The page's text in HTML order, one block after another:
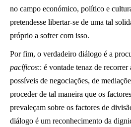
no campo económico, político e
pretendesse libertar-se de uma tal
próprio a sofrer com isso.
Por fim, o verdadeiro diálogo é a
pacíficos:: é vontade tenaz de recorrer
possíveis de negociações, de
proceder de tal maneira que os
prevaleçam sobre os factores de
diálogo é um reconhecimento da